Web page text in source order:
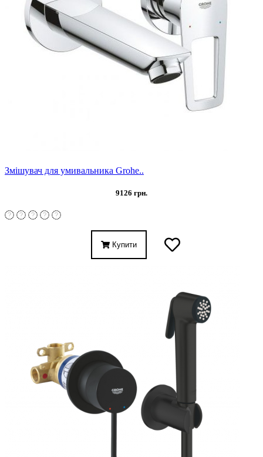
Змішувач для умивальника Grohe..
9126 грн.
Купити